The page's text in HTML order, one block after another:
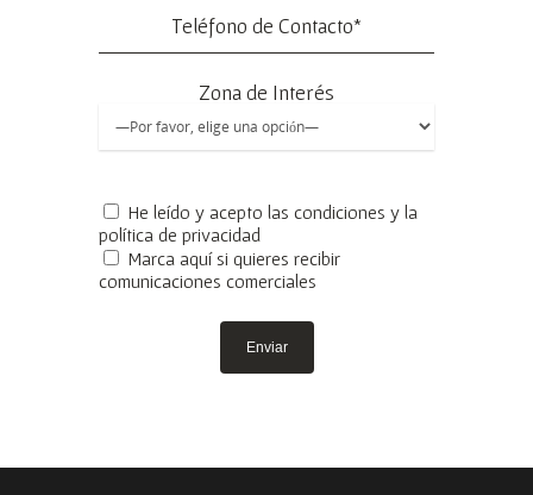
Zona de Interés
He leído y acepto las condiciones y la
política de privacidad
Marca aquí si quieres recibir
comunicaciones comerciales